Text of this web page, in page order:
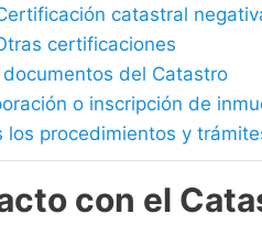
catastral
certificaciones
documentos del Catastro
o inscripción de
los procedimientos y
con el